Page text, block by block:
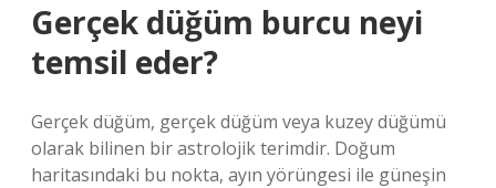
Gerçek düğüm burcu neyi
temsil eder?
Gerçek düğüm, gerçek düğüm veya kuzey düğümü
olarak bilinen bir astrolojik terimdir. Doğum
haritasındaki bu nokta, ayın yörüngesi ile güneşin